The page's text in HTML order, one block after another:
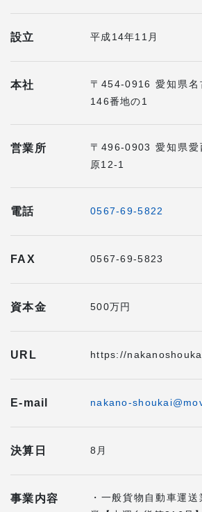
設立 平成14年11月
本社
〒454-0916 愛知県
146番地の1
営業所
〒496-0903 愛知県
原12-1
電話 0567-69-5822
FAX 0567-69-5823
資本金 500万円
URL https://
E-mail nakano-
決算日 8月
事業内容
・一般貨物自動車運